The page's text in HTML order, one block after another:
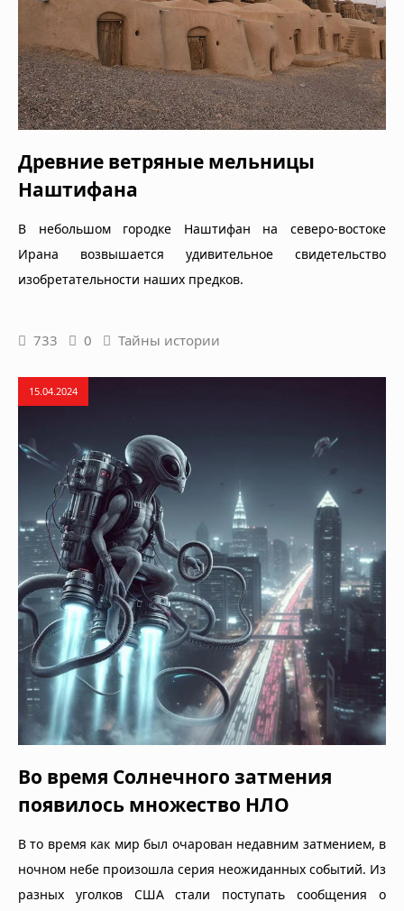
Древние ветряные мельницы
Наштифана
В небольшом городке Наштифан на северо-востоке
Ирана возвышается удивительное свидетельство
изобретательности наших предков.
733 0 Тайны истории
15.04.2024
Во время Солнечного затмения
появилось множество НЛО
В то время как мир был очарован недавним затмением, в
ночном небе произошла серия неожиданных событий. Из
разных уголков США стали поступать сообщения о